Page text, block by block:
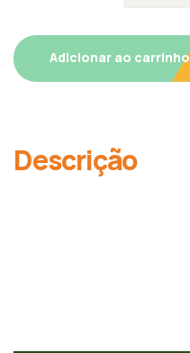
Adicionar ao carrinho
Descrição